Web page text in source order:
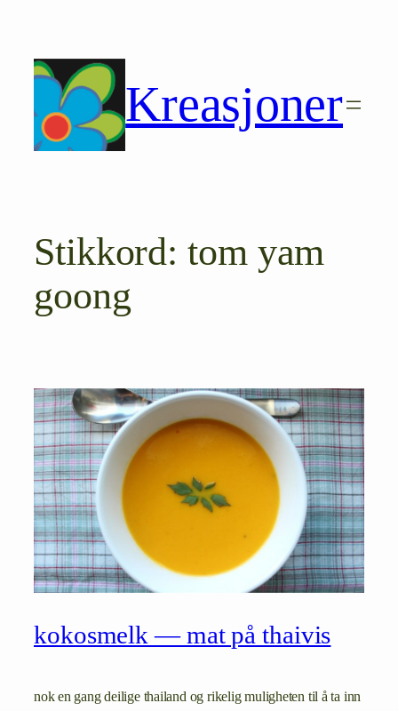
innhold
Kreasjoner
Stikkord: tom yam
goong
kokosmelk — mat på thaivis
nok en gang deilige thailand og rikelig muligheten til å ta inn